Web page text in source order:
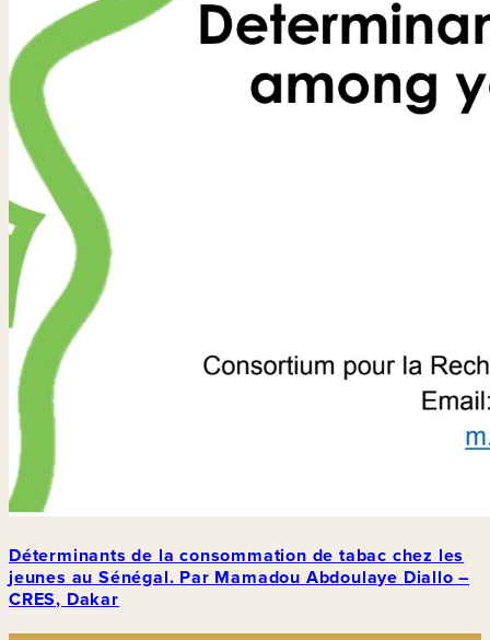
Déterminants de la consommation de tabac chez les
jeunes au Sénégal. Par Mamadou Abdoulaye Diallo –
CRES, Dakar